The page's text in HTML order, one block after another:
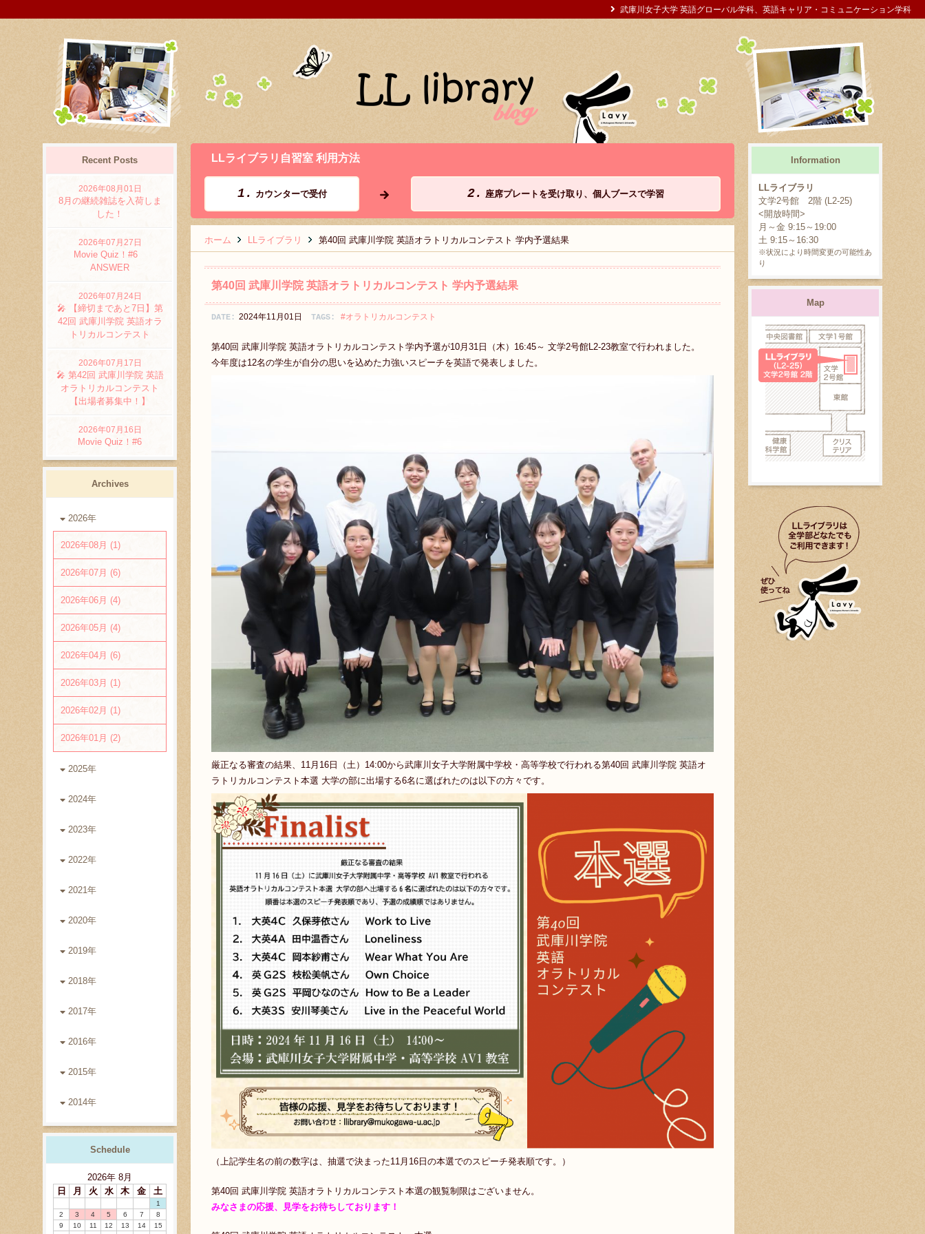
武庫川女子大学 英語グローバル学科、英語キャリア・コミュニケーション学科
LLライブラリ自習室 利用方法
1. カウンターで受付
→ 2. 座席プレートを受け取り、個人ブースで学習
ホーム LLライブラリ 第40回 武庫川学院 英語オラトリカルコンテスト 学内予選結果
第40回 武庫川学院 英語オラトリカルコンテスト 学内予選結果
DATE: 2024年11月01日 TAGS: #オラトリカルコンテスト
第40回 武庫川学院 英語オラトリカルコンテスト学内予選が10月31日（木）16:45～ 文学2号館L2-23教室で行われました。
今年度は12名の学生が自分の思いを込めた力強いスピーチを英語で発表しました。
厳正なる審査の結果、11月16日（土）14:00から武庫川女子大学附属中学校・高等学校で行われる第40回 武庫川学院 英語オ
ラトリカルコンテスト本選 大学の部に出場する6名に選ばれたのは以下の方々です。
（上記学生名の前の数字は、抽選で決まった11月16日の本選でのスピーチ発表順です。）
第40回 武庫川学院 英語オラトリカルコンテスト本選の観覧制限はございません。
みなさまの応援、見学をお待ちしております！
Recent Posts
2026年08月01日
8月の継続雑誌を入荷しま
した！
2026年07月27日
Movie Quiz！#6
ANSWER
2026年07月24日
🎤 【締切まであと7日】第
42回 武庫川学院 英語オラ
トリカルコンテスト
2026年07月17日
🎤 第42回 武庫川学院 英語
オラトリカルコンテスト
【出場者募集中！】
2026年07月16日
Movie Quiz！#6
Archives
2026年
2026年08月 (1)
2026年07月 (6)
2026年06月 (4)
2026年05月 (4)
2026年04月 (6)
2026年03月 (1)
2026年02月 (1)
2026年01月 (2)
2025年
2024年
2023年
2022年
2021年
2020年
2019年
2018年
2017年
2016年
2015年
2014年
Schedule
2026年 8月
日
月 火 水 木 金 土
1
2
3 4 5 6 7
8
9
10 11 12 13 14
15
Information
LLライブラリ
文学2号館 2階 (L2-25)
<開放時間>
月～金 9:15～19:00
土 9:15～16:30
※状況により時間変更の可能性あ
り
Map